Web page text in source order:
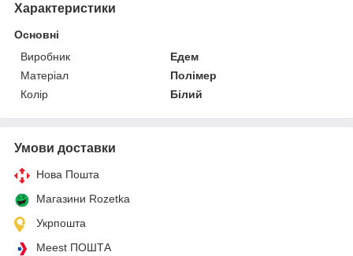
Характеристики
Основні
Виробник
Едем
Матеріал
Полімер
Колір
Білий
Умови доставки
Нова Пошта
Магазини Rozetka
Укрпошта
Meest ПОШТА